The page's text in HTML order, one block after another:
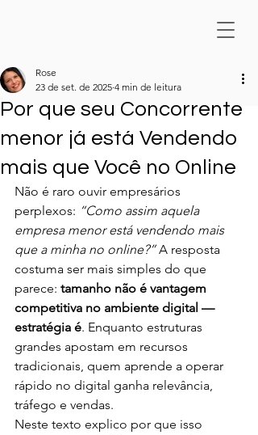
Por que seu Concorrente
menor já está Vendendo
mais que Você no Online
Rose
23 de set. de 2025 4 min de leitura
Não é raro ouvir empresários
perplexos: “Como assim aquela
empresa menor está vendendo mais
que a minha no online?” A resposta
costuma ser mais simples do que
parece: tamanho não é vantagem
competitiva no ambiente digital —
estratégia é. Enquanto estruturas
grandes apostam em recursos
tradicionais, quem aprende a operar
rápido no digital ganha relevância,
tráfego e vendas.
Neste texto explico por que isso